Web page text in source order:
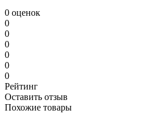
0 оценок
0
0
0
0
0
0
Рейтинг
Оставить отзыв
Похожие товары